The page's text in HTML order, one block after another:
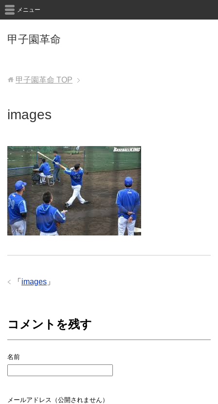
甲子園革命
メニュー
甲子園革命 TOP
images
「 images 」
コメントを残す
名前
メールアドレス（公開されません）